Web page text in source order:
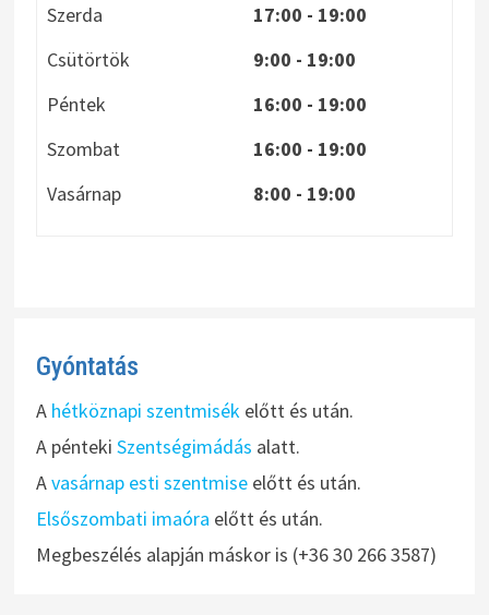
Szerda
17:00 - 19:00
Csütörtök
9:00 - 19:00
Péntek
16:00 - 19:00
Szombat
16:00 - 19:00
Vasárnap
8:00 - 19:00
Gyóntatás
A hétköznapi szentmisék előtt és után.
A pénteki Szentségimádás alatt.
Avasárnap esti szentmiseelőtt és után.
Elsőszombati imaóra előtt és után.
Megbeszélés alapján máskor is (+36 30 266 3587)